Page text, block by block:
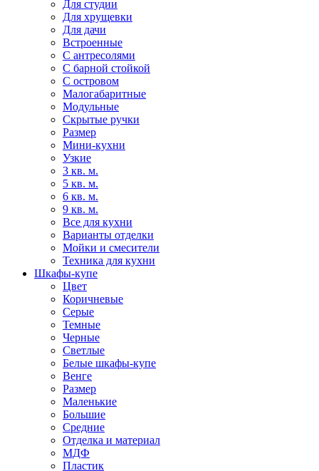
Для студии
Для хрущевки
Для дачи
Встроенные
С антресолями
С барной стойкой
С островом
Малогабаритные
Модульные
Скрытые ручки
Размер
Мини-кухни
Узкие
3 кв. м.
5 кв. м.
6 кв. м.
9 кв. м.
Все для кухни
Варианты отделки
Мойки и смесители
Техника для кухни
Шкафы-купе
Цвет
Коричневые
Серые
Темные
Черные
Светлые
Белые шкафы-купе
Венге
Размер
Маленькие
Большие
Средние
Отделка и материал
МДФ
Пластик